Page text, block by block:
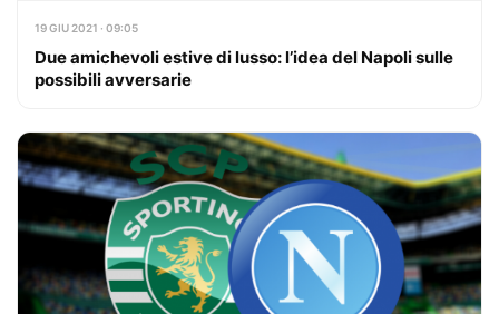
19 GIU 2021 · 09:05
Due amichevoli estive di lusso: l’idea del Napoli sulle
possibili avversarie